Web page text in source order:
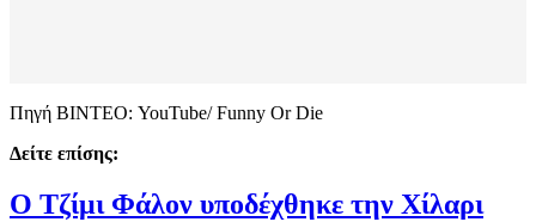
Πηγή ΒΙΝΤΕΟ: YouTube/ Funny Or Die
Δείτε επίσης:
Ο Τζίμι Φάλον υποδέχθηκε την Χίλαρι